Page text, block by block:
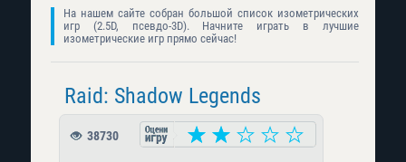
На нашем сайте собран большой список изометрических
игр (2.5D, псевдо-3D). Начните играть в лучшие
изометрические игр прямо сейчас!
Raid: Shadow Legends
38730